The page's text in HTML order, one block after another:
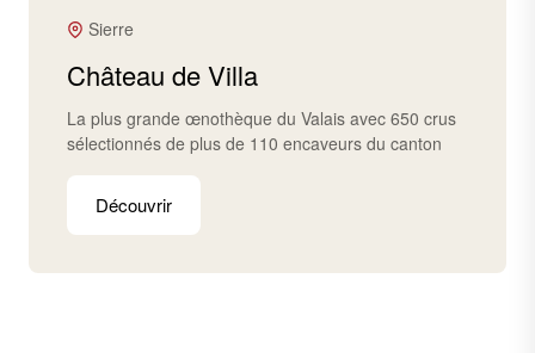
Sierre
Château de Villa
La plus grande œnothèque du Valais avec 650 crus
sélectionnés de plus de 110 encaveurs du canton
Découvrir